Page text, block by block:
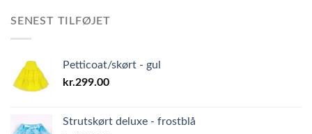
SENEST TILFØJET
Petticoat/skørt - gul
kr.299.00
Strutskørt deluxe - frostblå